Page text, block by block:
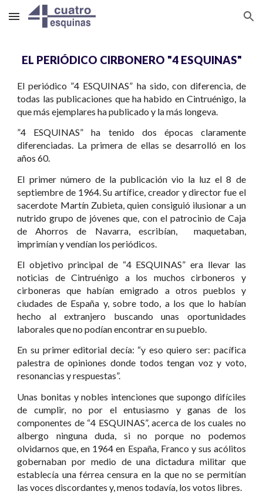
Skip to main content Skip to navigation
EL PERIÓDICO CIRBONERO "4 ESQUINAS"
El periódico ”4 ESQUINAS” ha sido, con diferencia, de
todas las publicaciones que ha habido en Cintruénigo, la
que más ejemplares ha publicado y la más longeva.
”4 ESQUINAS” ha tenido dos épocas claramente
diferenciadas. La primera de ellas se desarrolló en los
años 60.
El primer número de la publicación vio la luz el 8 de
septiembre de 1964. Su artífice, creador y director fue el
sacerdote Martín Zubieta, quien consiguió ilusionar a un
nutrido grupo de jóvenes que, con el patrocinio de Caja
de Ahorros de Navarra, escribían, maquetaban,
imprimían y vendían los periódicos.
El objetivo principal de “4 ESQUINAS” era llevar las
noticias de Cintruénigo a los muchos cirboneros y
cirboneras que habían emigrado a otros pueblos y
ciudades de España y, sobre todo, a los que lo habían
hecho al extranjero buscando unas oportunidades
laborales que no podían encontrar en su pueblo.
En su primer editorial decía: “y eso quiero ser: pacífica
palestra de opiniones donde todos tengan voz y voto,
resonancias y respuestas”.
Unas bonitas y nobles intenciones que supongo difíciles
de cumplir, no por el entusiasmo y ganas de los
componentes de “4 ESQUINAS”, acerca de los cuales no
albergo ninguna duda, si no porque no podemos
olvidarnos que, en 1964 en España, Franco y sus acólitos
gobernaban por medio de una dictadura militar que
establecía una férrea censura en la que no se permitían
las voces discordantes y, menos todavía, los votos libres.